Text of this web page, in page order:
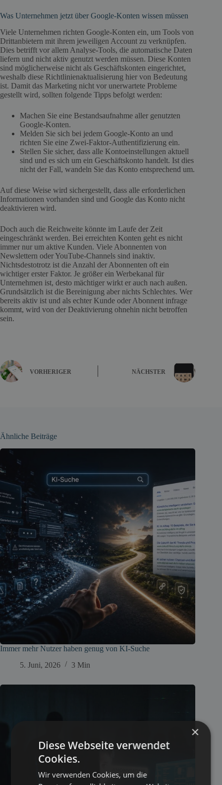
Was Unternehmen jetzt über Google-Konten wissen müssen
Viele Unternehmen richten Google-Konten ein, um Tools von
Drittanbietern mit ihrem jeweiligen Account zu verknüpfen.
Dies betrifft vor allem Analyse-Tools, die automatische Daten
liefern und nicht aktiv genutzt werden müssen. Diese Konten
sind möglicherweise nicht als Geschäftskonten eingerichtet,
weshalb diese Richtlinienaktualisierung hier von Bedeutung
ist. Damit das Marketing nicht vor unerwartete Probleme
gestellt wird, sollten folgende Tipps befolgt werden:
Machen Sie eine Bestandsaufnahme aller genutzten
Google-Konten.
Melden Sie sich bei jedem Google-Konto an und
richten Sie eine Zwei-Faktor-Authentifizierung ein.
Stellen Sie sicher, dass alle Kontoeinstellungen aktuell
sind und es sich um ein Geschäftskonto handelt. Ist dies
nicht der Fall, wandeln Sie das Konto entsprechend um.
Auf diese Weise wird sichergestellt, dass alle erforderlichen
Informationen vorhanden sind und Google das Konto nicht
deaktivieren wird.
Doch auch die Reichweite könnte im Laufe der Zeit
eingeschränkt werden. Bei erreichten Konten geht es nicht
immer nur um aktive Kunden. Viele Abonnenten von
Newslettern oder YouTube-Channels sind inaktiv.
Nichtsdestotrotz ist die Anzahl der Abonnenten oft ein
wichtiger erster Faktor. Je größer ein Werbekanal für
Unternehmen ist, desto mächtiger wirkt er auch nach außen.
Grundsätzlich ist die Bereinigung aber nichts Schlechtes. Wer
bereits aktiv ist und als echter Kunde oder Abonnent infrage
kommt, wird von der Deaktivierung ohnehin nicht betroffen
sein.
VORHERIGER NÄCHSTER
Ähnliche Beiträge
Immer mehr Nutzer haben genug von KI-Suche
5. Juni, 2026
3 Min
×
Diese Webseite verwendet
Cookies.
Wir verwenden Cookies, um die